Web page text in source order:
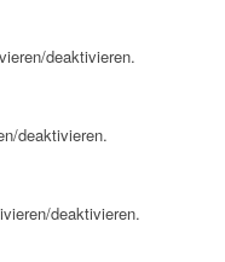
deaktivieren.
deaktivieren.
deaktivieren.